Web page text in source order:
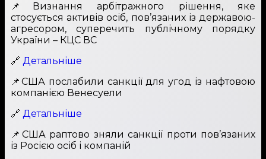
📌Визнання арбітражного рішення, яке
стосується активів осіб, пов’язаних із державою-
агресором, суперечить публічному порядку
України – КЦС ВС
🔗 Детальніше
📌США послабили санкції для угод із нафтовою
компанією Венесуели
🔗 Детальніше
📌США раптово зняли санкції проти пов’язаних
із Росією осіб і компаній